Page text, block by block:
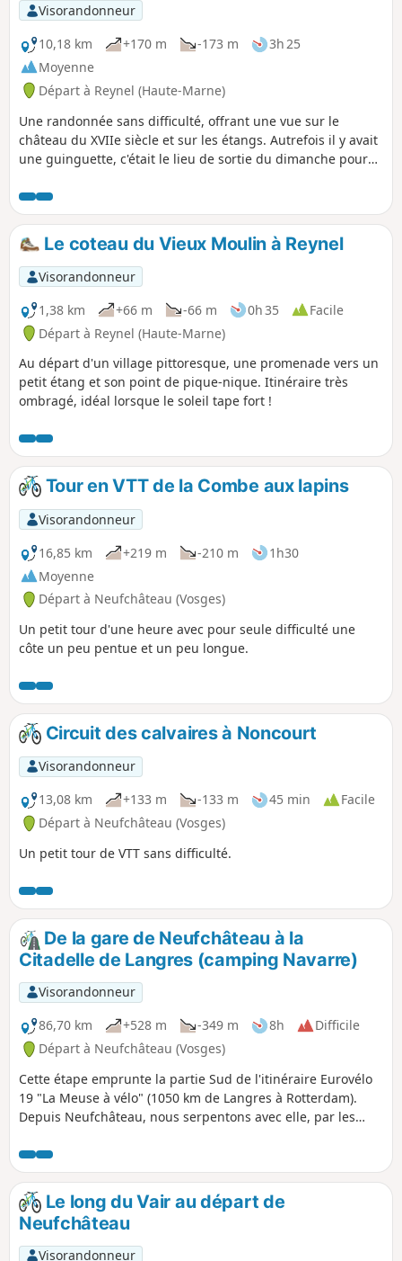
Visorandonneur
10,18 km
+170 m -173 m
3h 25
Moyenne
Départ à Reynel (Haute-Marne)
Une randonnée sans difficulté, offrant une vue sur le
château du XVIIe siècle et sur les étangs. Autrefois il y avait
une guinguette, c'était le lieu de sortie du dimanche pour
Le coteau du Vieux Moulin à Reynel
Visorandonneur
1,38 km
+66 m -66 m 0h 35
Facile
Départ à Reynel (Haute-Marne)
Au départ d'un village pittoresque, une promenade vers un
petit étang et son point de pique-nique. Itinéraire très
ombragé, idéal lorsque le soleil tape fort !
Tour en VTT de la Combe aux lapins
Visorandonneur
16,85 km
+219 m -210 m
1h30
Moyenne
Départ à Neufchâteau (Vosges)
Un petit tour d'une heure avec pour seule difficulté une
côte un peu pentue et un peu longue.
Circuit des calvaires à Noncourt
Visorandonneur
13,08 km
+133 m -133 m 45 min
Facile
Départ à Neufchâteau (Vosges)
Un petit tour de VTT sans difficulté.
De la gare de Neufchâteau à la
Citadelle de Langres (camping Navarre)
Visorandonneur
86,70 km
+528 m -349 m 8h
Difficile
Départ à Neufchâteau (Vosges)
Cette étape emprunte la partie Sud de l'itinéraire Eurovélo
19 "La Meuse à vélo" (1050 km de Langres à Rotterdam).
Depuis Neufchâteau, nous serpentons avec elle, par les
nous en écartons par des routes peu fréquentées, mais
plus directes car évitant les méandres de la Meuse. Nous
rejoignons l'EV19 un peu avant le site "Source de la Meuse",
sur le plateau de Langres traversé par 3 lignes de partage
des eaux. Le plateau culminant à 450 m, les dénivelés ne
sont pas importants mais, à l'arrivée, il faudra fournir un
Le long du Vair au départ de
Neufchâteau
Visorandonneur